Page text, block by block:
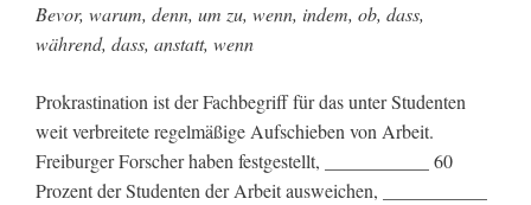
Bevor, warum, denn, um zu, wenn, indem, ob, dass,
während, dass, anstatt, wenn
Prokrastination ist der Fachbegriff für das unter Studenten
weit verbreitete regelmäßige Aufschieben von Arbeit.
Freiburger Forscher haben festgestellt, ___________ 60
Prozent der Studenten der Arbeit ausweichen, ___________